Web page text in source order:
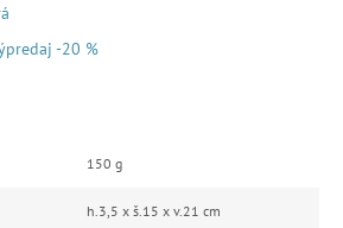
-20 %
150 g
h.3,5 x š.15 x v.21 cm